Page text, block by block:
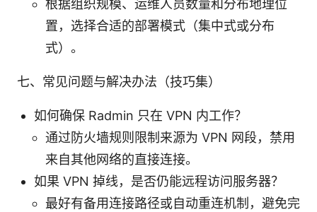
根据组织规模、运维人员数量和分布地理位
置，选择合适的部署模式（集中式或分布
式）。
七、常见问题与解决办法（技巧集）
如何确保 Radmin 只在 VPN 内工作？
通过防火墙规则限制来源为 VPN 网段，禁用
来自其他网络的直接连接。
如果 VPN 掉线，是否仍能远程访问服务器？
最好有备用连接路径或自动重连机制，避免完